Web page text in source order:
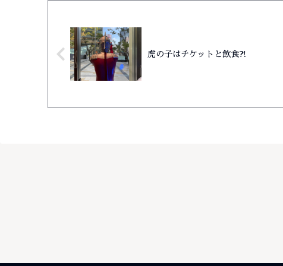
虎の子はチケットと飲食⁈